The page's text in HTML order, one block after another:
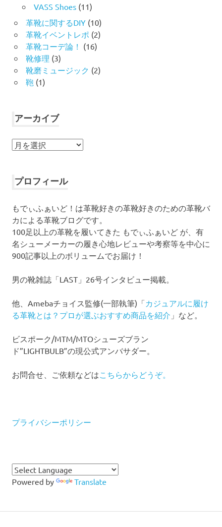
VASS Shoes(11)
革靴に関するDIY(10)
革靴イベントレポ (2)
革靴コーデ論！ (16)
靴修理 (3)
靴磨ミュージック (2)
鞄 (1)
アーカイブ
ア
イ
プロフィール
もでぃふぁいど！は革靴好きの革靴好きのための革靴バ
カによる革靴ブログです。
100足以上の革靴を履いてきた もでぃふぁいど が、有
名シューメーカーの履き心地レビューや考察等を中心に
900記事以上のボリュームでお届け！
男の靴雑誌「LAST」26号インタビュー掲載。
他、Amebaチョイス監修(一部執筆)「カジュアルに履け
る革靴とは？プロが選ぶおすすめ商品を紹介 」など。
ビスポーク/MTM/MTOシューズブラン
ド”LIGHTBULB”の現公式アンバサダー。
お問合せ、ご依頼などは こちらからどうぞ。
プライバシーポリシー
Powered by Translate